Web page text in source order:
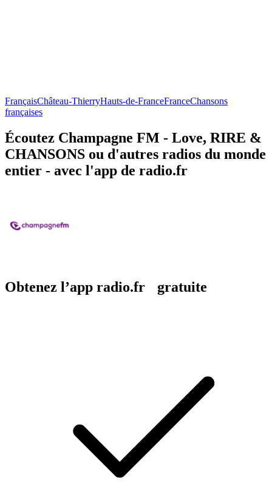
FrançaisChâteau-ThierryHauts-de-FranceFranceChansons
françaises
Écoutez Champagne FM - Love, RIRE &
CHANSONS ou d'autres radios du monde
entier - avec l'app de radio.fr
Obtenez l’app radio.fr gratuite